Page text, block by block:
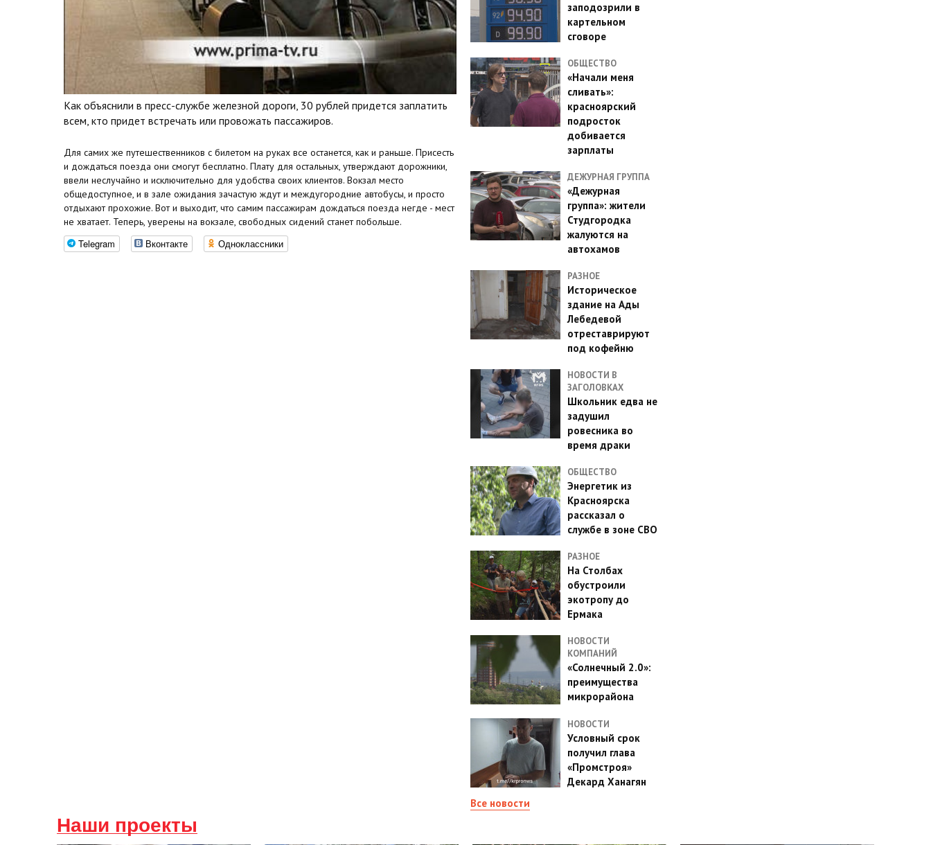
Как объяснили в пресс-службе железной дороги, 30 рублей придется заплатить
всем, кто придет встречать или провожать пассажиров.
Для самих же путешественников с билетом на руках все останется, как и раньше. Присесть
и дождаться поезда они смогут бесплатно. Плату для остальных, утверждают дорожники,
ввели неслучайно и исключительно для удобства своих клиентов. Вокзал место
общедоступное, и в зале ожидания зачастую ждут и междугородние автобусы, и просто
отдыхают прохожие. Вот и выходит, что самим пассажирам дождаться поезда негде - мест
не хватает. Теперь, уверены на вокзале, свободных сидений станет побольше.
Telegram Вконтакте Одноклассники
заподозрили в
картельном
сговоре
ОБЩЕСТВО
«Начали меня
сливать»:
красноярский
подросток
добивается
зарплаты
ДЕЖУРНАЯ ГРУППА
«Дежурная
группа»: жители
Студгородка
жалуются на
автохамов
РАЗНОЕ
Историческое
здание на Ады
Лебедевой
отреставрируют
под кофейню
НОВОСТИ В
ЗАГОЛОВКАХ
Школьник едва не
задушил
ровесника во
время драки
ОБЩЕСТВО
Энергетик из
Красноярска
рассказал о
службе в зоне СВО
РАЗНОЕ
На Столбах
обустроили
экотропу до
Ермака
НОВОСТИ
КОМПАНИЙ
«Солнечный 2.0»:
преимущества
микрорайона
НОВОСТИ
Условный срок
получил глава
«Промстроя»
Декард Ханагян
Все новости
Наши проекты